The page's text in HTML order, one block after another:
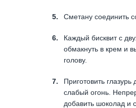
Сметану соединить
Каждый бисквит с
обмакнуть в крем и
голову.
Приготовить
слабый огонь.
добавить шоколад и